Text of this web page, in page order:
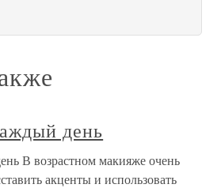
день
В возрастном макияже очень
акценты и использовать